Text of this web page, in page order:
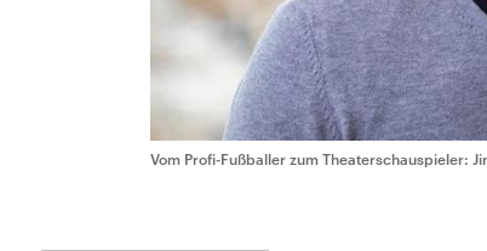
Vom Profi-Fußballer zum Theaterschauspieler: